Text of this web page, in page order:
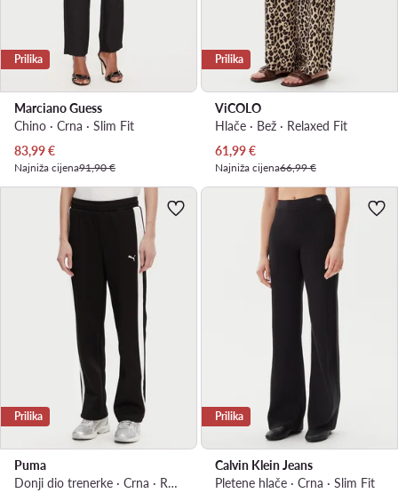
Prilika
Marciano Guess
Chino · Crna · Slim Fit
Trenutna cijena
83,99€
Najniža cijena91,90 €
Prilika
ViCOLO
Hlače · Bež · Relaxed Fit
Trenutna cijena
61,99€
Najniža cijena66,99 €
Prilika
Puma
Donji dio trenerke · Crna · Regular Fit
Prilika
Calvin Klein Jeans
Pletene hlače · Crna · Slim Fit